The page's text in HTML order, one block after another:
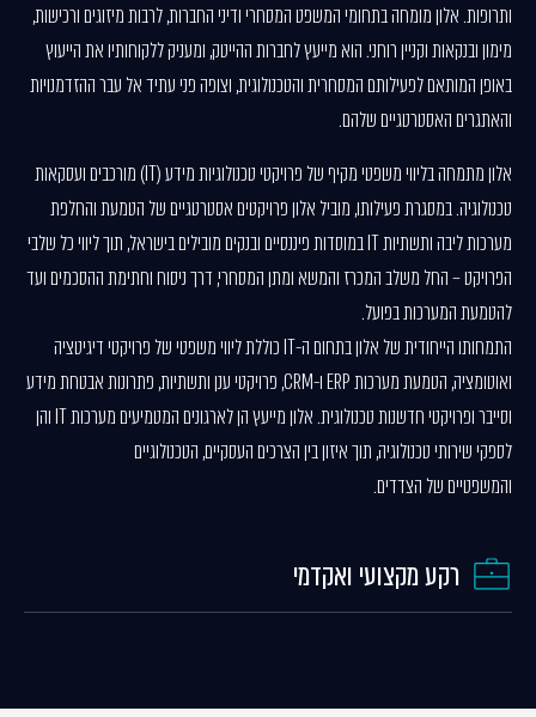
ותרופות. אלון מומחה בתחומי המשפט המסחרי ודיני החברות, לרבות מיזוגים ורכישות,
מימון ובנקאות וקניין רוחני. הוא מייעץ לחברות ההייטק, ומעניק ללקוחותיו את הייעוץ
באופן המותאם לפעילותם המסחרית והטכנולוגית, וצופה פני עתיד אל עבר ההזדמנויות
והאתגרים האסטרטגיים שלהם.
אלון מתמחה בליווי משפטי מקיף של פרויקטי טכנולוגיות מידע (IT) מורכבים ועסקאות
טכנולוגיה. במסגרת פעילותו, מוביל אלון פרויקטים אסטרטגיים של הטמעת והחלפת
מערכות ליבה ותשתיות IT במוסדות פיננסיים ובנקים מובילים בישראל, תוך ליווי כל שלבי
הפרויקט – החל משלב המכרז והמשא ומתן המסחרי, דרך ניסוח וחתימת ההסכמים ועד
להטמעת המערכות בפועל.
התמחותו הייחודית של אלון בתחום ה-IT כוללת ליווי משפטי של פרויקטי דיגיטציה
ואוטומציה, הטמעת מערכות ERP ו-CRM, פרויקטי ענן ותשתיות, פתרונות אבטחת מידע
וסייבר ופרויקטי חדשנות טכנולוגית. אלון מייעץ הן לארגונים המטמיעים מערכות IT והן
לספקי שירותי טכנולוגיה, תוך איזון בין הצרכים העסקיים, הטכנולוגיים
והמשפטיים של הצדדים.
רקע מקצועי ואקדמי